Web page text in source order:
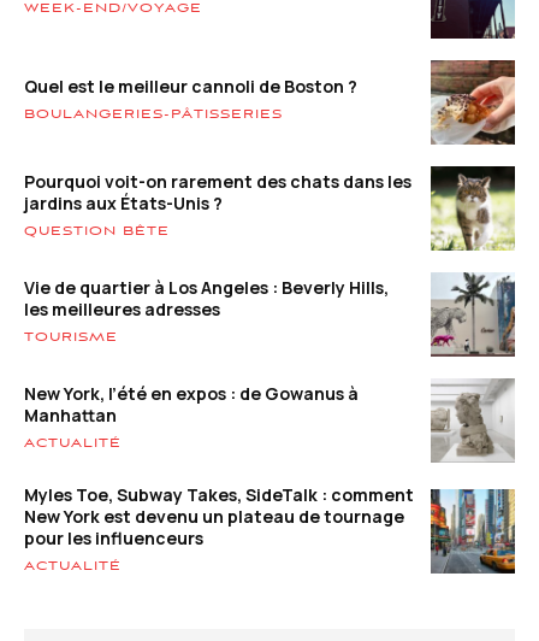
WEEK-END/VOYAGE
Quel est le meilleur cannoli de Boston ?
BOULANGERIES-PÂTISSERIES
Pourquoi voit-on rarement des chats dans les
jardins aux États-Unis ?
QUESTION BÊTE
Vie de quartier à Los Angeles : Beverly Hills,
les meilleures adresses
TOURISME
New York, l’été en expos : de Gowanus à
Manhattan
ACTUALITÉ
Myles Toe, Subway Takes, SideTalk : comment
New York est devenu un plateau de tournage
pour les influenceurs
ACTUALITÉ